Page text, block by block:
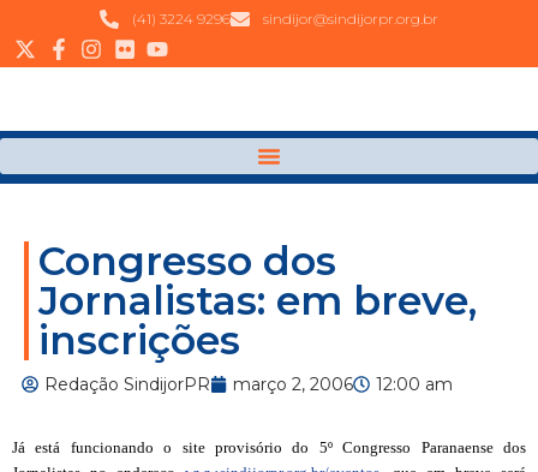
(41) 3224 9296 sindijor@sindijorpr.org.br
Congresso dos
Jornalistas: em breve,
inscrições
Redação SindijorPR março 2, 2006 12:00 am
Já está funcionando o site provisório do 5º Congresso Paranaense dos